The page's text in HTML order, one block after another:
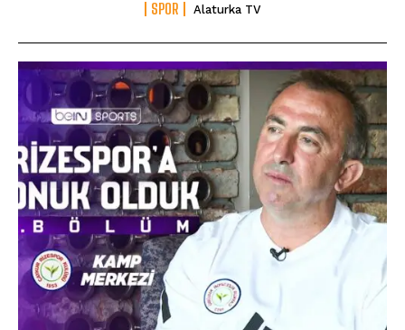
SPOR Alaturka TV